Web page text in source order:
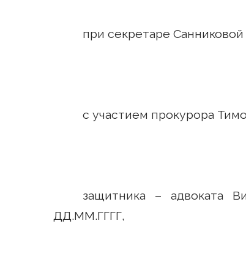
при секретаре
с участием прокурора
защитника – адвоката
ДД.ММ.ГГГГ,